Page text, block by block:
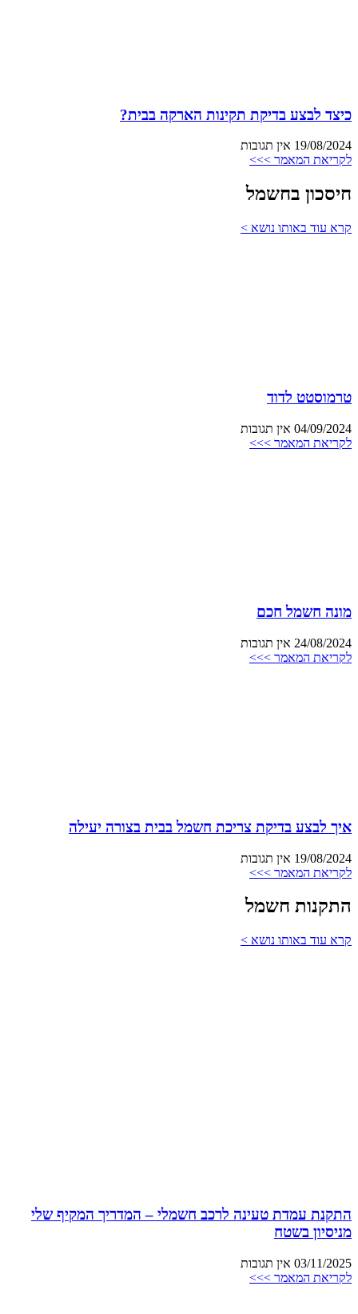
כיצד לבצע בדיקת תקינות הארקה בבית?
19/08/2024 אין תגובות
לקריאת המאמר >>>
חיסכון בחשמל
קרא עוד באותו נושא >
טרמוסטט לדוד
04/09/2024 אין תגובות
לקריאת המאמר >>>
מונה חשמל חכם
24/08/2024 אין תגובות
לקריאת המאמר >>>
איך לבצע בדיקת צריכת חשמל בבית בצורה יעילה
19/08/2024 אין תגובות
לקריאת המאמר >>>
התקנות חשמל
קרא עוד באותו נושא >
התקנת עמדת טעינה לרכב חשמלי – המדריך המקיף שלי
מניסיון בשטח
03/11/2025 אין תגובות
לקריאת המאמר >>>